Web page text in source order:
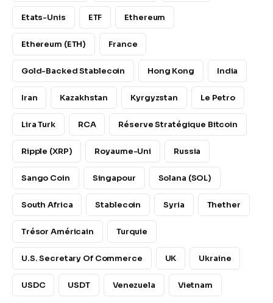
Etats-Unis ETF Ethereum
Ethereum (ETH) France
Gold-Backed Stablecoin Hong Kong India
Iran Kazakhstan Kyrgyzstan Le Petro
Lira Turk RCA Réserve Stratégique Bitcoin
Ripple (XRP) Royaume-Uni Russia
Sango Coin Singapour Solana (SOL)
South Africa Stablecoin Syria Thether
Trésor Américain Turquie
U.S. Secretary Of Commerce UK Ukraine
USDC USDT Venezuela Vietnam